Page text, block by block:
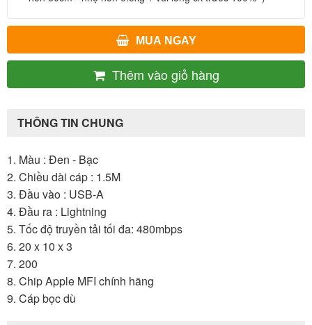
MUA NGAY
Thêm vào giỏ hàng
THÔNG TIN CHUNG
1. Màu : Đen - Bạc
2. Chiều dài cáp : 1.5M
3. Đầu vào : USB-A
4. Đầu ra : Lightning
5. Tốc độ truyền tải tối đa: 480mbps
6. 20 x 10 x 3
7. 200
8. Chip Apple MFI chính hãng
9. Cáp bọc dù